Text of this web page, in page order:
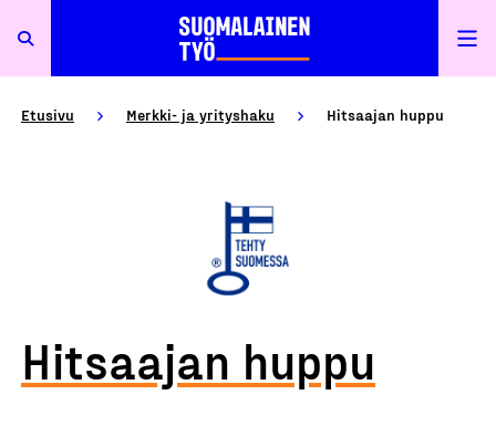
Etusivu Merkki- ja yrityshaku Hitsaajan huppu
Hitsaajan huppu